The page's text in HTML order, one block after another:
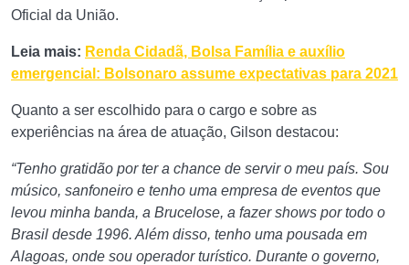
Oficial da União.
Leia mais: Renda Cidadã, Bolsa Família e auxílio
emergencial: Bolsonaro assume expectativas para 2021
Quanto a ser escolhido para o cargo e sobre as
experiências na área de atuação, Gilson destacou:
“Tenho gratidão por ter a chance de servir o meu país. Sou
músico, sanfoneiro e tenho uma empresa de eventos que
levou minha banda, a Brucelose, a fazer shows por todo o
Brasil desde 1996. Além disso, tenho uma pousada em
Alagoas, onde sou operador turístico. Durante o governo,